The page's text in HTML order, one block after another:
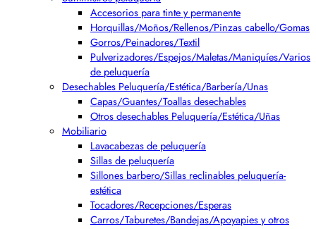
Accesorios para tinte y permanente
Horquillas/Moños/Rellenos/Pinzas cabello/Gomas
Gorros/Peinadores/Textil
Pulverizadores/Espejos/Maletas/Maniquíes/Varios
de peluquería
Desechables Peluquería/Estética/Barbería/Unas
Capas/Guantes/Toallas desechables
Otros desechables Peluquería/Estética/Uñas
Mobiliario
Lavacabezas de peluquería
Sillas de peluquería
Sillones barbero/Sillas reclinables peluquería-
estética
Tocadores/Recepciones/Esperas
Carros/Taburetes/Bandejas/Apoyapies y otros